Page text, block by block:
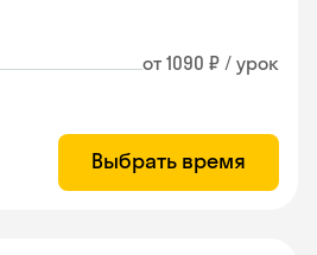
от 1090 ₽ / урок
Выбрать время